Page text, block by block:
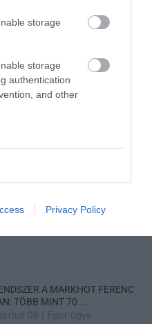
storage
storage
authentication
and other
Privacy Policy
LÁNGOLTAK SZERDÁN
06|Riasztó
06 |Sport
A MARKHOT FERENC
TÖBB MINT 70 ...
06 Eger ügye